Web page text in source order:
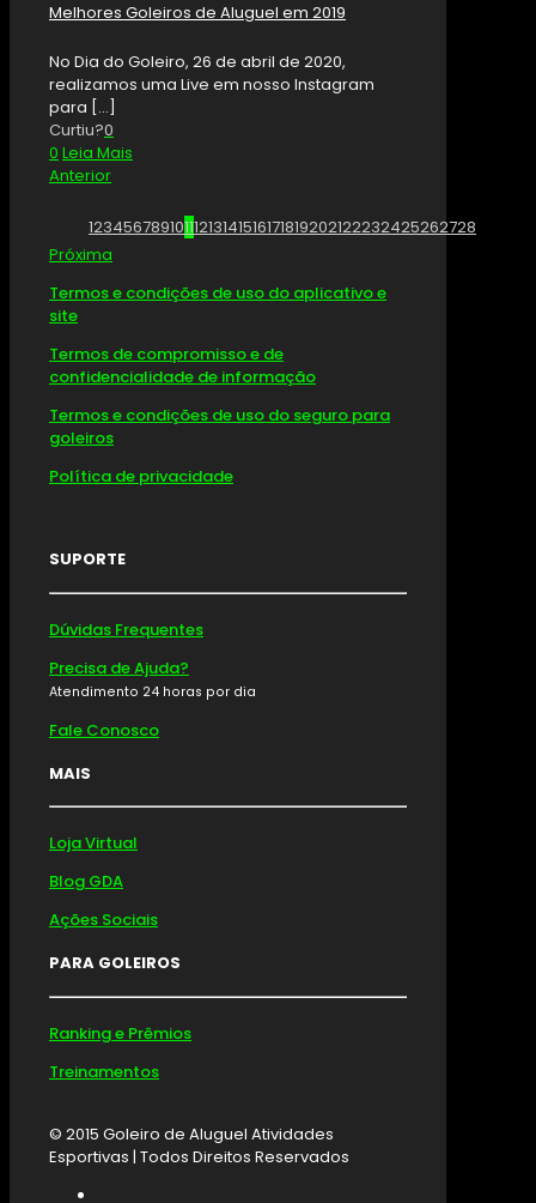
Melhores Goleiros de Aluguel em 2019
No Dia do Goleiro, 26 de abril de 2020,
realizamos uma Live em nosso Instagram
para […]
Curtiu?0
0 Leia Mais
Anterior
12345678910111213141516171819202122232425262728
Próxima
Termos e condições de uso do aplicativo e
site
Termos de compromisso e de
confidencialidade de informação
Termos e condições de uso do seguro para
goleiros
Política de privacidade
SUPORTE
Dúvidas Frequentes
Precisa de Ajuda?
Atendimento 24 horas por dia
Fale Conosco
MAIS
Loja Virtual
Blog GDA
Ações Sociais
PARA GOLEIROS
Ranking e Prêmios
Treinamentos
© 2015 Goleiro de Aluguel Atividades
Esportivas | Todos Direitos Reservados